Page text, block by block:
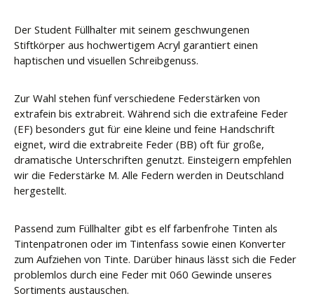
Der Student Füllhalter mit seinem geschwungenen
Stiftkörper aus hochwertigem Acryl garantiert einen
haptischen und visuellen Schreibgenuss.
Zur Wahl stehen fünf verschiedene Federstärken von
extrafein bis extrabreit. Während sich die extrafeine Feder
(EF) besonders gut für eine kleine und feine Handschrift
eignet, wird die extrabreite Feder (BB) oft für große,
dramatische Unterschriften genutzt. Einsteigern empfehlen
wir die Federstärke M. Alle Federn werden in Deutschland
hergestellt.
Passend zum Füllhalter gibt es elf farbenfrohe Tinten als
Tintenpatronen oder im Tintenfass sowie einen Konverter
zum Aufziehen von Tinte. Darüber hinaus lässt sich die Feder
problemlos durch eine Feder mit 060 Gewinde unseres
Sortiments austauschen.